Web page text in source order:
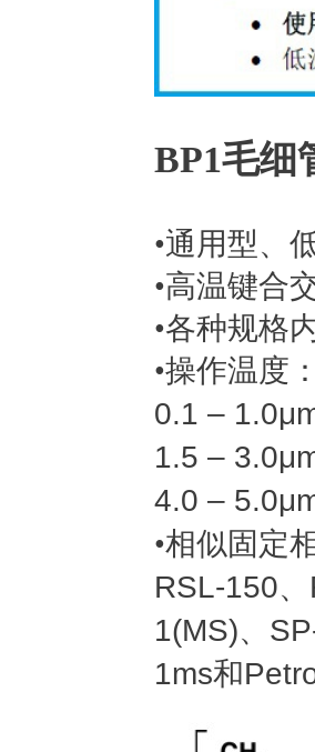
BP1毛细
•通用型、
•高温键合
•各种规格
•操作温度
0.1 –
1.5 –
4.0 –
•相似固定
RSL-150、
1(MS)、
1ms和